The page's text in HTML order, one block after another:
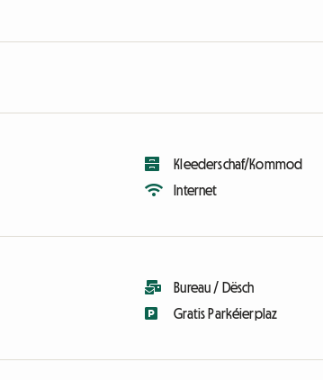
Kleederschaf/Kommod
Internet
Bureau / Dësch
Gratis Parkéierplaz